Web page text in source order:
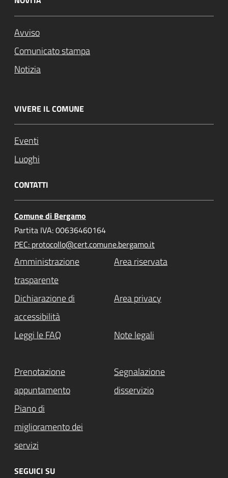
Avviso
Comunicato stampa
Notizia
VIVERE IL COMUNE
Eventi
Luoghi
CONTATTI
Comune di Bergamo
Partita IVA: 00636460164
PEC: protocollo@cert.comune.bergamo.it
Amministrazione
trasparente
Area riservata
Dichiarazione di
accessibilità
Area privacy
Leggi le FAQ Note legali
Prenotazione
appuntamento
Segnalazione
disservizio
Piano di
miglioramento dei
servizi
SEGUICI SU